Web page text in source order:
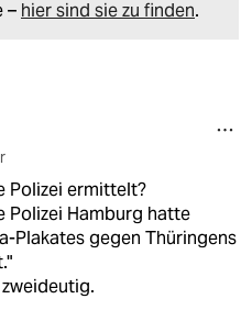
– hier sind sie zu finden.
Polizei ermittelt?
Polizei Hamburg hatte
Plakates gegen Thüringens